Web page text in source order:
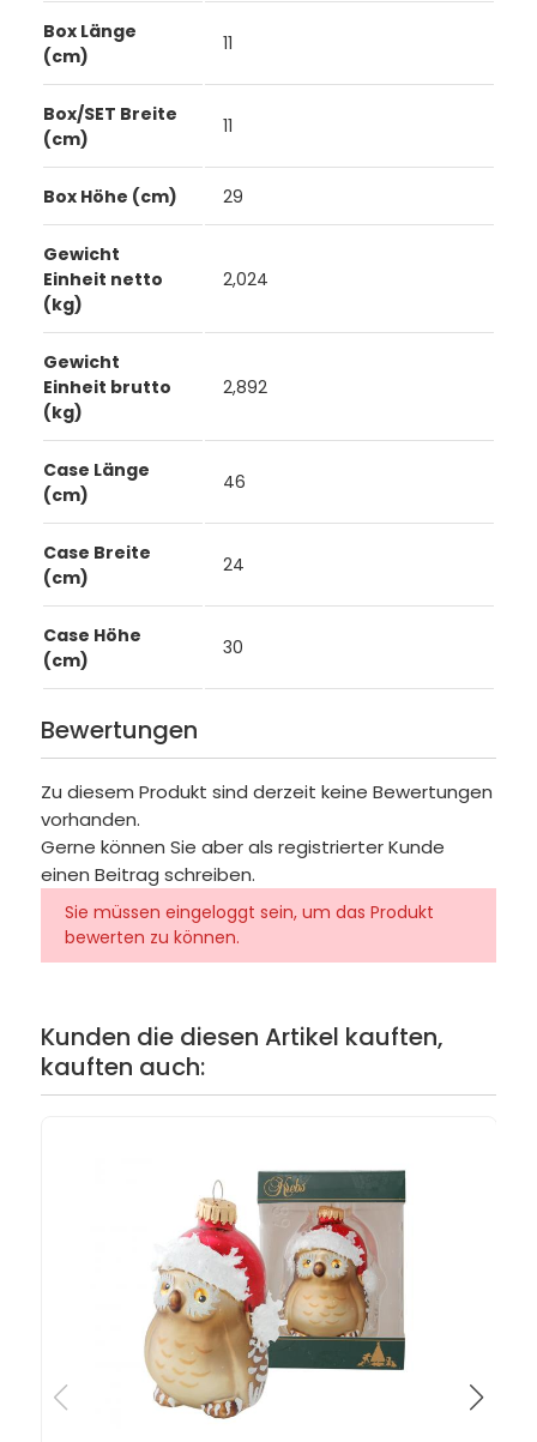
Box Länge
(cm)
11
Box/SET Breite
(cm)
11
Box Höhe (cm) 29
Gewicht
Einheit netto
(kg)
2,024
Gewicht
Einheit brutto
(kg)
2,892
Case Länge
(cm)
46
Case Breite
(cm)
24
Case Höhe
(cm)
30
Bewertungen
Zu diesem Produkt sind derzeit keine Bewertungen
vorhanden.
Gerne können Sie aber als registrierter Kunde
einen Beitrag schreiben.
Sie müssen eingeloggt sein, um das Produkt
bewerten zu können.
Kunden die diesen Artikel kauften,
kauften auch: